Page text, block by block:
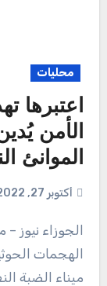
محليات
اعتبرها
الأمن
الموانئ
أكتوبر 27, 2022
الجوزاء نيوز – متابعات أدان مجلس الأمن الدولي،
الهجمات
ميناء الضبة